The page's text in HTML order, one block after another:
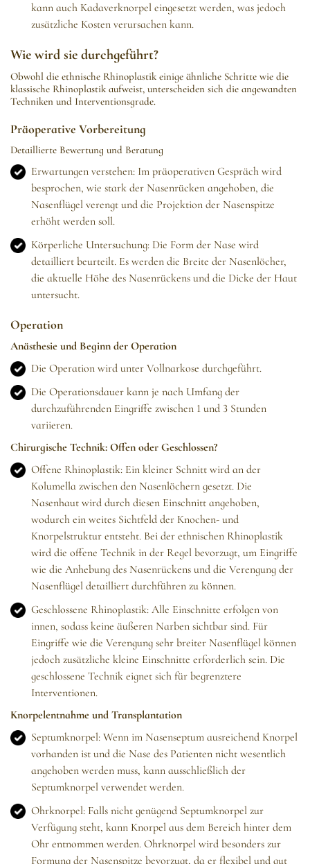
kann auch Kadaverknorpel eingesetzt werden, was jedoch
zusätzliche Kosten verursachen kann.
Wie wird sie durchgeführt?
Obwohl die ethnische Rhinoplastik einige ähnliche Schritte wie die
klassische Rhinoplastik aufweist, unterscheiden sich die angewandten
Techniken und Interventionsgrade.
Präoperative Vorbereitung
Detaillierte Bewertung und Beratung
Erwartungen verstehen: Im präoperativen Gespräch wird
besprochen, wie stark der Nasenrücken angehoben, die
Nasenflügel verengt und die Projektion der Nasenspitze
erhöht werden soll.
Körperliche Untersuchung: Die Form der Nase wird
detailliert beurteilt. Es werden die Breite der Nasenlöcher,
die aktuelle Höhe des Nasenrückens und die Dicke der Haut
untersucht.
Operation
Anästhesie und Beginn der Operation
Die Operation wird unter Vollnarkose durchgeführt.
Die Operationsdauer kann je nach Umfang der
durchzuführenden Eingriffe zwischen 1 und 3 Stunden
variieren.
Chirurgische Technik: Offen oder Geschlossen?
Offene Rhinoplastik: Ein kleiner Schnitt wird an der
Kolumella zwischen den Nasenlöchern gesetzt. Die
Nasenhaut wird durch diesen Einschnitt angehoben,
wodurch ein weites Sichtfeld der Knochen- und
Knorpelstruktur entsteht. Bei der ethnischen Rhinoplastik
wird die offene Technik in der Regel bevorzugt, um Eingriffe
wie die Anhebung des Nasenrückens und die Verengung der
Nasenflügel detailliert durchführen zu können.
Geschlossene Rhinoplastik: Alle Einschnitte erfolgen von
innen, sodass keine äußeren Narben sichtbar sind. Für
Eingriffe wie die Verengung sehr breiter Nasenflügel können
jedoch zusätzliche kleine Einschnitte erforderlich sein. Die
geschlossene Technik eignet sich für begrenztere
Interventionen.
Knorpelentnahme und Transplantation
Septumknorpel: Wenn im Nasenseptum ausreichend Knorpel
vorhanden ist und die Nase des Patienten nicht wesentlich
angehoben werden muss, kann ausschließlich der
Septumknorpel verwendet werden.
Ohrknorpel: Falls nicht genügend Septumknorpel zur
Verfügung steht, kann Knorpel aus dem Bereich hinter dem
Ohr entnommen werden. Ohrknorpel wird besonders zur
Formung der Nasenspitze bevorzugt, da er flexibel und gut